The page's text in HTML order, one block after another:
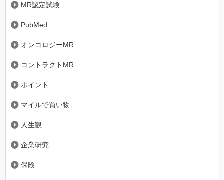
MR認定試験
PubMed
オンコロジーMR
コントラクトMR
ポイント
マイルで買い物
人生観
企業研究
保険